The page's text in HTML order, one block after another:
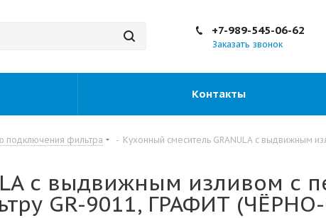
+7-989-545-06-62
Заказать звонок
Контакты
подключения фильтра - Кухонный смеситель GRANULA с выдвижным
с выдвижным изливом с
GR-9011, ГРАФИТ